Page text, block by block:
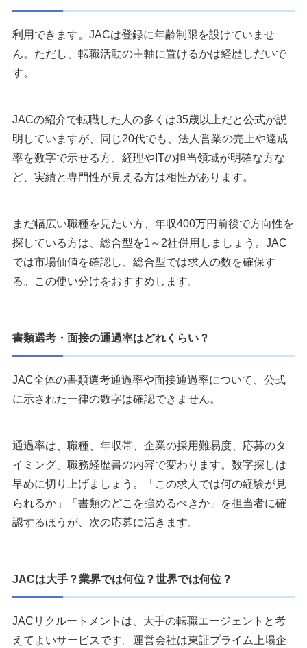
利用できます。JACは登録に年齢制限を設けていませ
ん。ただし、転職活動の主軸に置けるかは経歴しだいで
す。
JACの紹介で転職した人の多くは35歳以上だと公式が説
明していますが、同じ20代でも、法人営業の売上や達成
率を数字で示せる方、経理やITの担当領域が明確な方な
ど、実績と専門性が見える方は相性があります。
まだ幅広い職種を見たい方、年収400万円前後で方向性を
探している方は、総合型を1～2社併用しましょう。JAC
では市場価値を確認し、総合型では求人の数を確保す
る。この使い分けをおすすめします。
書類選考・面接の通過率はどれくらい？
JAC全体の書類選考通過率や面接通過率について、公式
に示された一律の数字は確認できません。
通過率は、職種、年収帯、企業の採用難易度、応募のタ
イミング、職務経歴書の内容で変わります。数字探しは
早めに切り上げましょう。「この求人では何の経験が見
られるか」「書類のどこを強めるべきか」を担当者に確
認するほうが、次の応募に活きます。
JACは大手？業界では何位？世界では何位？
JACリクルートメントは、大手の転職エージェントと考
えてよいサービスです。運営会社は東証プライム上場企